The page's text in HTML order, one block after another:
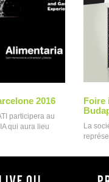
2016
participera au
qui aura lieu
Foire
La